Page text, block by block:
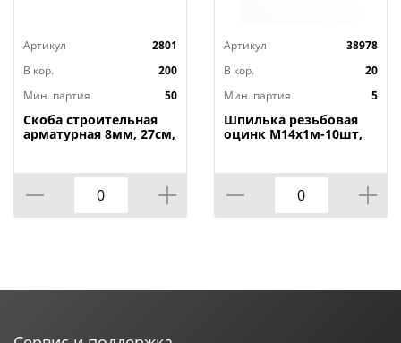
Артикул
2801
В кор.
200
Мин. партия
50
Скоба строительная
арматурная 8мм, 27см,
Артикул
38978
В кор.
20
Мин. партия
5
Шпилька резьбовая
оцинк М14х1м-10шт,